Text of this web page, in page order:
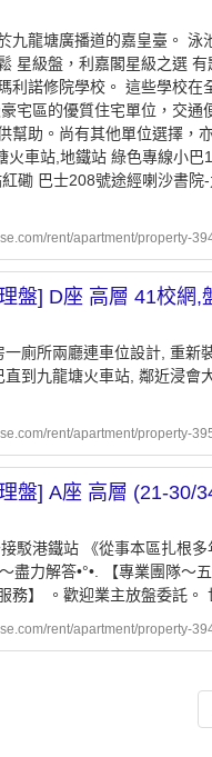
九龍塘廣播道的嘉皇臺。
星級盤，利嘉閣星級之選
利諾修院學校。 這些學校
宅區的優質住宅單位，交
幫助。尚有其他單位選擇，
火車站,地鐵站 綠色專線小巴
磡 巴士208號途經喇沙書
rent/apartment/property-
盤] D座 高層 41校網,
廁所兩廳連車位設計, 重
直到九龍塘火車站, 鄰近浸會
rent/apartment/property-
盤] A座 高層 (21-30/
駁港鐵站 《從事本區扎根多
盡力解答•°•. 【專業團隊～
務】 。歡迎業主放盤委託。
rent/apartment/property-